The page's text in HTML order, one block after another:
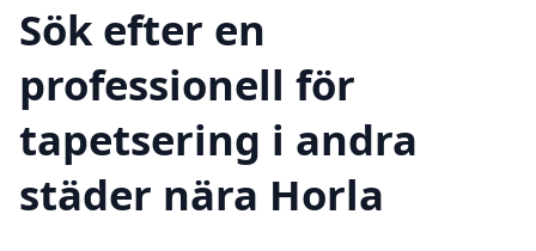
Sök efter en
professionell för
tapetsering i andra
städer nära Horla